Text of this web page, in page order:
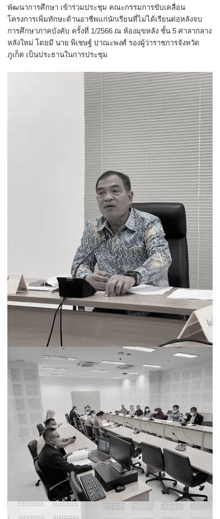
พัฒนาการศึกษา เข้าร่วมประชุม คณะกรรมการขับเคลื่อน
โครงการเพิ่มทักษะด้านอาชีพแก่นักเรียนที่ไม่ได้เรียนต่อหลังจบ
การศึกษาภาคบังคับ ครั้งที่ 1/2566 ณ ห้องมุขหลัง ชั้น 5 ศาลากลาง
หลังใหม่ โดยมี นาย พิเชษฐ์ ปาณะพงศ์ รองผู้ว่าราชการจังหวัด
ภูเก็ต เป็นประธานในการประชุม